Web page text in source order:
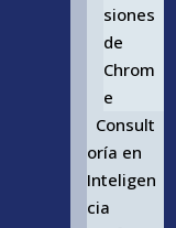
siones
de
Chrom
e
Consult
oría en
Inteligen
cia